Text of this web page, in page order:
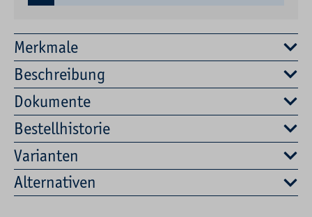
Merkmale
Beschreibung
Dokumente
Bestellhistorie
Varianten
Alternativen